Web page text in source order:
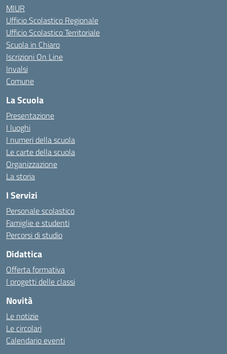
MIUR
Ufficio Scolastico Regionale
Ufficio Scolastico Territoriale
Scuola in Chiaro
Iscrizioni On Line
Invalsi
Comune
La Scuola
Presentazione
I luoghi
I numeri della scuola
Le carte della scuola
Organizzazione
La storia
I Servizi
Personale scolastico
Famiglie e studenti
Percorsi di studio
Didattica
Offerta formativa
I progetti delle classi
Novità
Le notizie
Le circolari
Calendario eventi